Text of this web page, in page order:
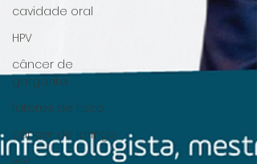
cavidade oral
HPV
câncer de
garganta
fatores de risco
câncer de laringe
voz